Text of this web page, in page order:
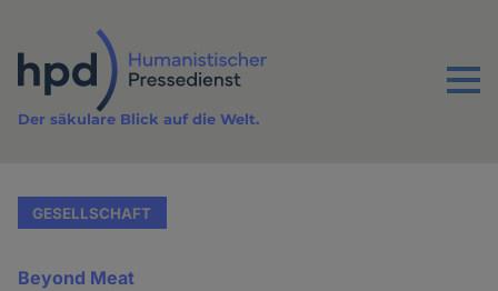
Inhalt
Menu
Der säkulare Blick auf die Welt.
GESELLSCHAFT
Beyond Meat